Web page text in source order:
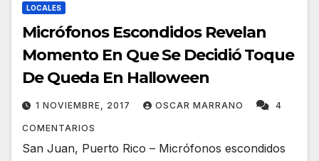
LOCALES
Micrófonos Escondidos Revelan
Momento En Que Se Decidió Toque
De Queda En Halloween
1 NOVIEMBRE, 2017 OSCAR MARRANO 4
COMENTARIOS
San Juan, Puerto Rico – Micrófonos escondidos